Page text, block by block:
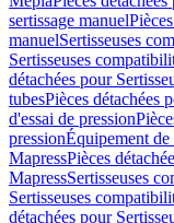
sertissage manuel
manuelSertisseuses
Sertisseuses
détachées pour
tubesPièces détachées
d'essai de pression
pressionÉquipement
MapressPièces
MapressSertisseuses
Sertisseuses
détachées pour